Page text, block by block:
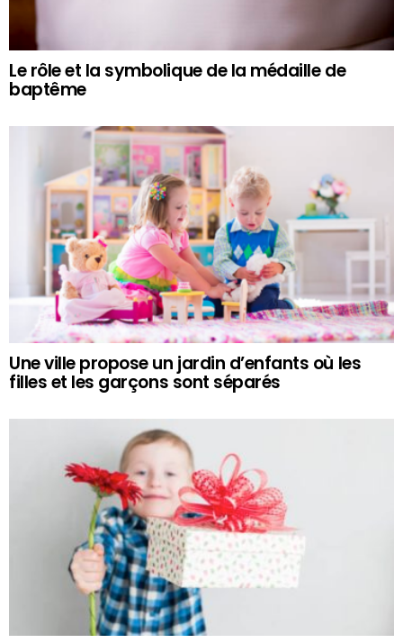
Le rôle et la symbolique de la médaille de
baptême
Une ville propose un jardin d’enfants où les
filles et les garçons sont séparés